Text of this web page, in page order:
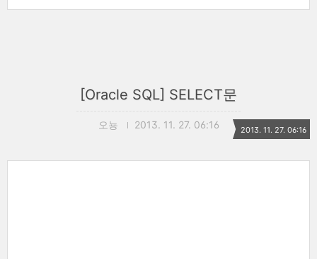
[Oracle SQL] SELECT문
오뇽 2013. 11. 27. 06:16 2013. 11. 27. 06:16